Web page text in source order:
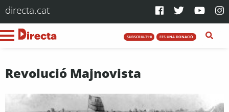
directa.cat
SUBSCRIU-T'HI FES UNA DONACIÓ
Revolució Majnovista